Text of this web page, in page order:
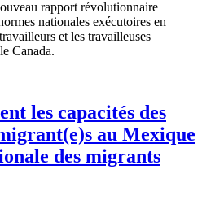
rapport révolutionnaire
nationales exécutoires en
et les travailleuses
Canada.
les capacités des
au Mexique
des migrants